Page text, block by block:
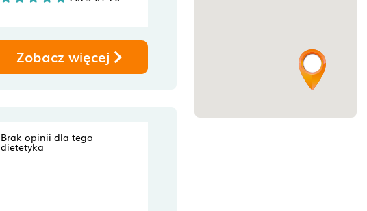
Zobacz więcej
Brak opinii dla tego
dietetyka